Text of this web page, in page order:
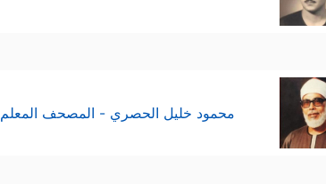
محمود خليل الحصري - المصحف المعلم